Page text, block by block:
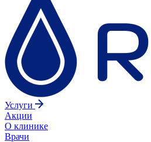
Услуги
Акции
О клинике
Врачи